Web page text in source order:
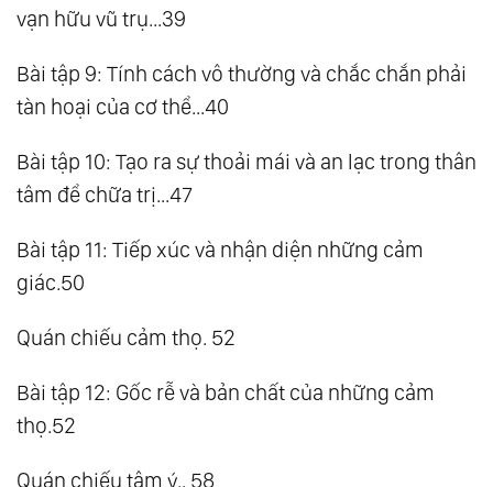
vạn hữu vũ trụ...39
Bài tập 9: Tính cách vô thường và chắc chắn phải
tàn hoại của cơ thể...40
Bài tập 10: Tạo ra sự thoải mái và an lạc trong thân
tâm để chữa trị...47
Bài tập 11: Tiếp xúc và nhận diện những cảm
giác.50
Quán chiếu cảm thọ. 52
Bài tập 12: Gốc rễ và bản chất của những cảm
thọ.52
Quán chiếu tâm ý.. 58